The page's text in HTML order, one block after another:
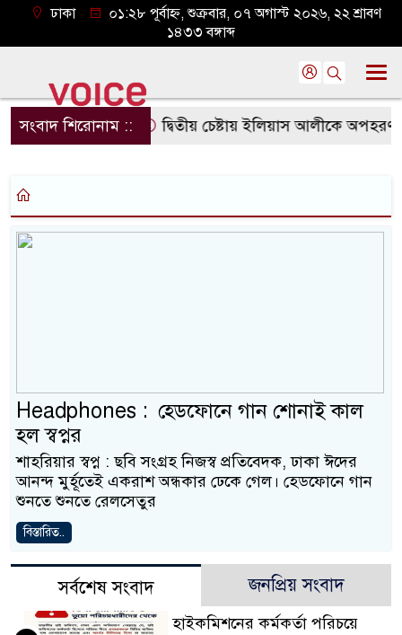
ঢাকা
০১:২৮ পূর্বাহ্ন, শুক্রবার, ০৭ অগাস্ট ২০২৬, ২২ শ্রাবণ
১৪৩৩ বঙ্গাব্দ
সংবাদ শিরোনাম ::
হাইকমিশন দ্বিতীয় চেষ্টায় ইলিয়াস আলীকে অপহরণ,
Headphones : হেডফোনে গান শোনাই কাল
হল স্বপ্নর
শাহরিয়ার স্বপ্ন : ছবি সংগ্রহ নিজস্ব প্রতিবেদক, ঢাকা ঈদের
আনন্দ মুর্হূতেই একরাশ অন্ধকার ঢেকে গেল। হেডফোনে গান
শুনতে শুনতে রেলসেতুর
বিস্তারিত..
সর্বশেষ সংবাদ জনপ্রিয় সংবাদ
হাইকমিশনের কর্মকর্তা পরিচয়ে